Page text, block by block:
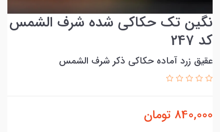
نگین تک حکاکی شده شرف الشمس
کد 247
عقیق زرد آماده حکاکی ذکر شرف الشمس
840,000 تومان